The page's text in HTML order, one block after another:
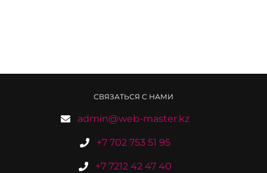
СВЯЗАТЬСЯ С НАМИ
admin@web-master.kz
+7 702 753 51 95
+7 7212 42 47 40